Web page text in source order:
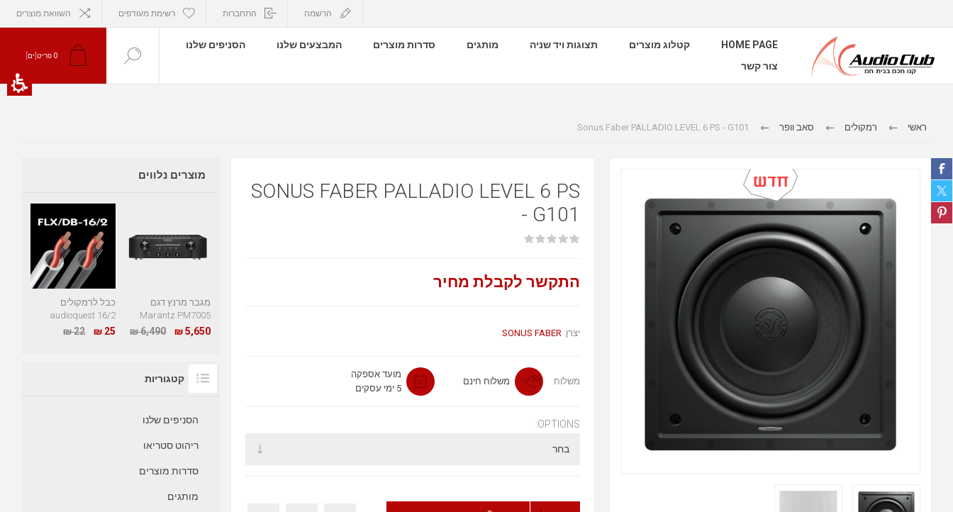
הרשמה התחברות רשימת מעודפים השוואת מוצרים
HOME PAGE קטלוג מוצרים תצוגות ויד שניה מותגים סדרות מוצרים המבצעים שלנו
הסניפים שלנו
צור קשר
0 פריט[ים]
ראשי רמקולים סאב וופר Sonus Faber PALLADIO LEVEL 6 PS - G101
SONUS FABER PALLADIO LEVEL 6 PS
- G101
התקשר לקבלת מחיר
יצרן: SONUS FABER
משלוח משלוח חינם
מועד אספקה
5 ימי עסקים
OPTIONS:
מוצרים נלווים
מגבר מרנץ דגם
Marantz PM7005
5,650 ₪
6,490 ₪
כבל לרמקולים
audioquest 16/2
25 ₪
22 ₪
קטגוריות
הסניפים שלנו
ריהוט סטריאו
סדרות מוצרים
מותגים